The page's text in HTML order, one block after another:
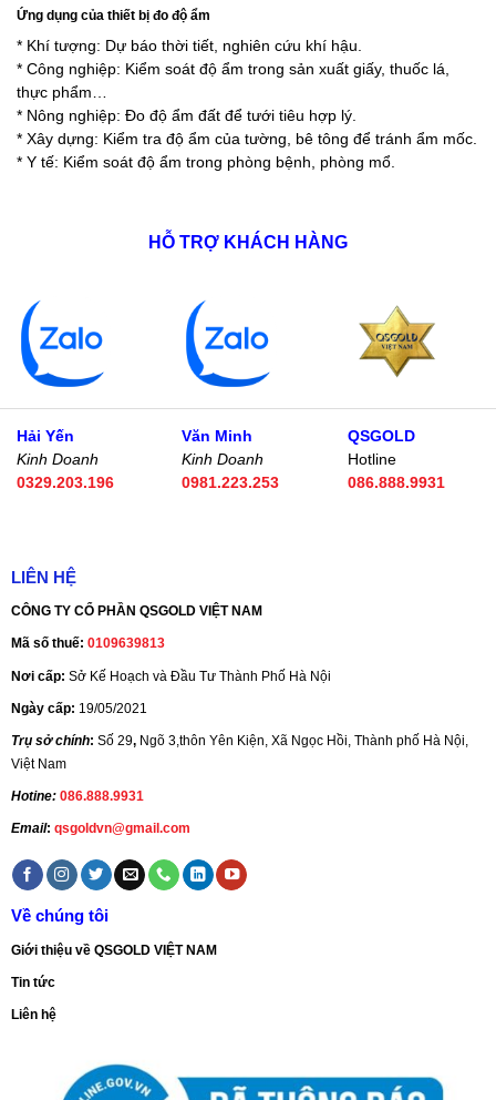
Ứng dụng của thiết bị đo độ ẩm
* Khí tượng: Dự báo thời tiết, nghiên cứu khí hậu.
* Công nghiệp: Kiểm soát độ ẩm trong sản xuất giấy, thuốc lá,
thực phẩm…
* Nông nghiệp: Đo độ ẩm đất để tưới tiêu hợp lý.
* Xây dựng: Kiểm tra độ ẩm của tường, bê tông để tránh ẩm mốc.
* Y tế: Kiểm soát độ ẩm trong phòng bệnh, phòng mổ.
HỖ TRỢ KHÁCH HÀNG
Hải Yến
Kinh Doanh
0329.203.196
Văn Minh
Kinh Doanh
0981.223.253
QSGOLD
Hotline
086.888.9931
LIÊN HỆ
CÔNG TY CỔ PHẦN QSGOLD VIỆT NAM
Mã số thuế: 0109639813
Nơi cấp: Sở Kế Hoạch và Đầu Tư Thành Phố Hà Nội
Ngày cấp: 19/05/2021
Trụ sở chính: Số 29, Ngõ 3,thôn Yên Kiện, Xã Ngọc Hồi, Thành phố Hà Nội,
Việt Nam
Hotine: 086.888.9931
Email: qsgoldvn@gmail.com
Về chúng tôi
Giới thiệu về QSGOLD VIỆT NAM
Tin tức
Liên hệ